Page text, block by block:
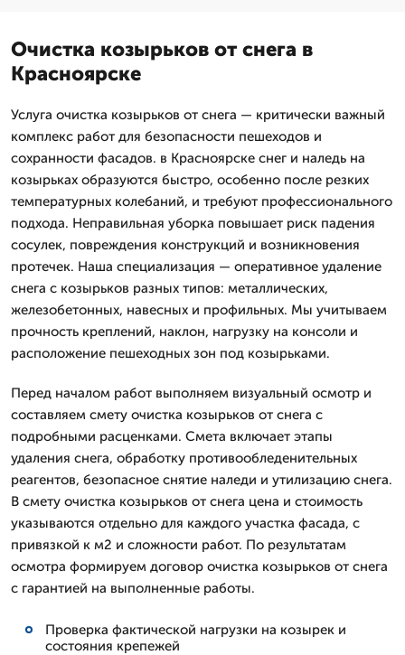
Очистка козырьков от снега в
Красноярске
Услуга очистка козырьков от снега — критически важный
комплекс работ для безопасности пешеходов и
сохранности фасадов. в Красноярске снег и наледь на
козырьках образуются быстро, особенно после резких
температурных колебаний, и требуют профессионального
подхода. Неправильная уборка повышает риск падения
сосулек, повреждения конструкций и возникновения
протечек. Наша специализация — оперативное удаление
снега с козырьков разных типов: металлических,
железобетонных, навесных и профильных. Мы учитываем
прочность креплений, наклон, нагрузку на консоли и
расположение пешеходных зон под козырьками.
Перед началом работ выполняем визуальный осмотр и
составляем смету очистка козырьков от снега с
подробными расценками. Смета включает этапы
удаления снега, обработку противообледенительных
реагентов, безопасное снятие наледи и утилизацию снега.
В смету очистка козырьков от снега цена и стоимость
указываются отдельно для каждого участка фасада, с
привязкой к м2 и сложности работ. По результатам
осмотра формируем договор очистка козырьков от снега
с гарантией на выполненные работы.
Проверка фактической нагрузки на козырек и
состояния крепежей